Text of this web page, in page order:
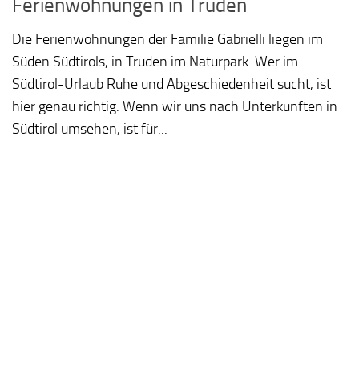
Ferienwohnungen in Truden
Die Ferienwohnungen der Familie Gabrielli liegen im
Süden Südtirols, in Truden im Naturpark. Wer im
Südtirol-Urlaub Ruhe und Abgeschiedenheit sucht, ist
hier genau richtig. Wenn wir uns nach Unterkünften in
Südtirol umsehen, ist für...